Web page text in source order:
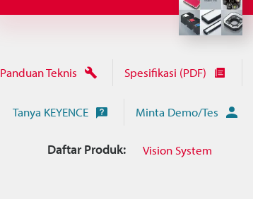
Panduan Teknis Spesifikasi (PDF)
Tanya KEYENCE Minta Demo/Tes
Daftar Produk: Vision System